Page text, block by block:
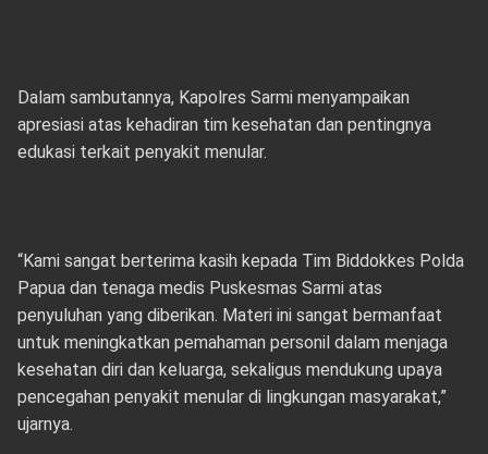
Dalam sambutannya, Kapolres Sarmi menyampaikan
apresiasi atas kehadiran tim kesehatan dan pentingnya
edukasi terkait penyakit menular.
“Kami sangat berterima kasih kepada Tim Biddokkes Polda
Papua dan tenaga medis Puskesmas Sarmi atas
penyuluhan yang diberikan. Materi ini sangat bermanfaat
untuk meningkatkan pemahaman personil dalam menjaga
kesehatan diri dan keluarga, sekaligus mendukung upaya
pencegahan penyakit menular di lingkungan masyarakat,”
ujarnya.